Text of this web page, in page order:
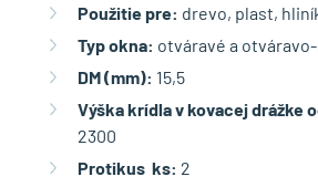
Použitie pre: drevo, plast,
Typ okna: otváravé a
DM (mm): 15,5
Výška krídla v kovacej drážke
2300
Protikus ks: 2